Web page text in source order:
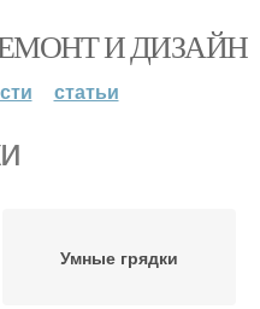
И ДИЗАЙН
статьи
Умные грядки